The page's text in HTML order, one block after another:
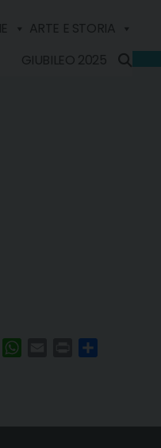
ARTE E STORIA
GIUBILEO 2025
TelegramWhatsAppPrint